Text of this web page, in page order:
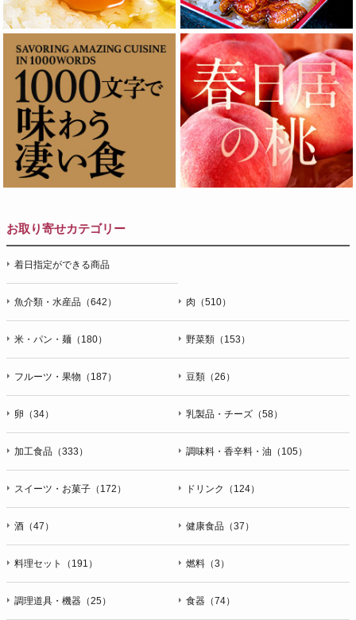
お取り寄せカテゴリー
着日指定ができる商品
魚介類・水産品（642） 肉（510）
米・パン・麺（180） 野菜類（153）
フルーツ・果物（187） 豆類（26）
卵（34） 乳製品・チーズ（58）
加工食品（333） 調味料・香辛料・油（105）
スイーツ・お菓子（172） ドリンク（124）
酒（47） 健康食品（37）
料理セット（191） 燃料（3）
調理道具・機器（25） 食器（74）